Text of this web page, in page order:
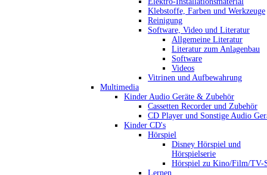
Klebstoffe, Farben und Werkzeuge
Reinigung
Software, Video und Literatur
Allgemeine Literatur
Literatur zum Anlagenbau
Software
Videos
Vitrinen und Aufbewahrung
Multimedia
Kinder Audio Geräte & Zubehör
Cassetten Recorder und Zubehör
CD Player und Sonstige Audio
Kinder CD's
Hörspiel
Disney Hörspiel und
Hörspielserie
Hörspiel zu Kino/Film/TV-
Lernen_